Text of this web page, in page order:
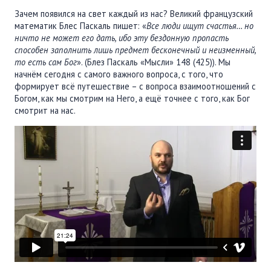
Зачем появился на свет каждый из нас? Великий французский
математик Блес Паскаль пишет: «Все люди ищут счастья… но
ничто не может его дать, ибо эту бездонную пропасть
способен заполнить лишь предмет бесконечный и неизменный,
то есть сам Бог». (Блез Паскаль «Мысли» 148 (425)). Мы
начнём сегодня с самого важного вопроса, с того, что
формирует всё путешествие – с вопроса взаимоотношений с
Богом, как мы смотрим на Него, а ещё точнее с того, как Бог
смотрит на нас.